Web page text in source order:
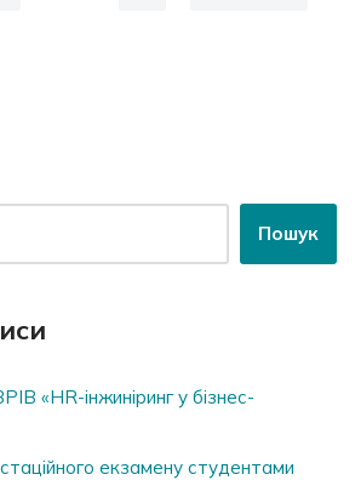
Пошук
«HR-інжиніринг у бізнес-
екзамену студентами